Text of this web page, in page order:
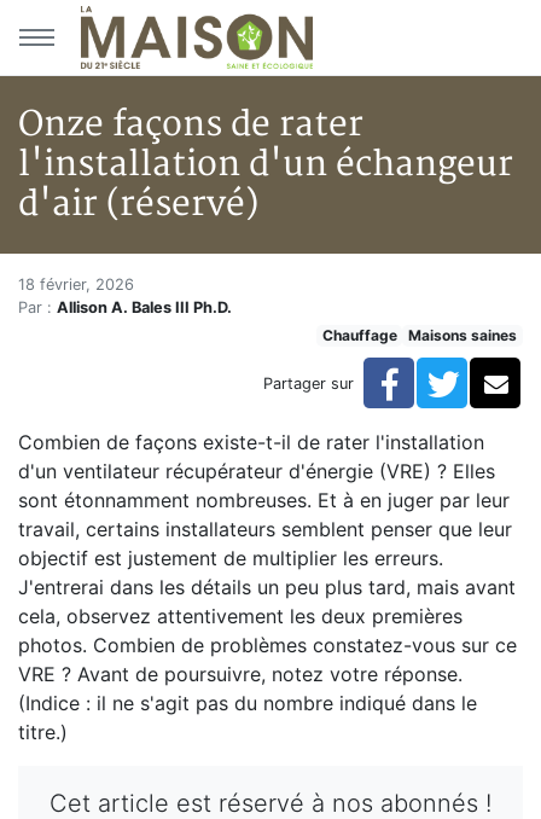
Aller au menu principal
Aller au contenu principal
Onze façons de rater
l'installation d'un échangeur
d'air (réservé)
Accueil
Articles
Hypersensibilités environnementales
Onze façons de rater l'installation d'un échangeur
Onze façons de rater
18 février, 2026
Par : Allison A. Bales III Ph.D.
Chauffage
Maisons saines
Partager sur Facebook
Combien de façons existe-t-il de rater l'installation
d'un ventilateur récupérateur d'énergie (VRE) ? Elles
sont étonnamment nombreuses. Et à en juger par leur
travail, certains installateurs semblent penser que leur
objectif est justement de multiplier les erreurs.
J'entrerai dans les détails un peu plus tard, mais avant
cela, observez attentivement les deux premières
photos. Combien de problèmes constatez-vous sur ce
VRE ? Avant de poursuivre, notez votre réponse.
(Indice : il ne s'agit pas du nombre indiqué dans le
titre.)
Cet article est réservé à nos abonnés !